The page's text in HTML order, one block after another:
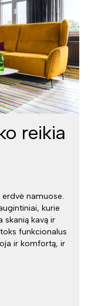
reikia
namuose.
kurie
skanią kavą ir
funkcionalus
ir komfortą, ir